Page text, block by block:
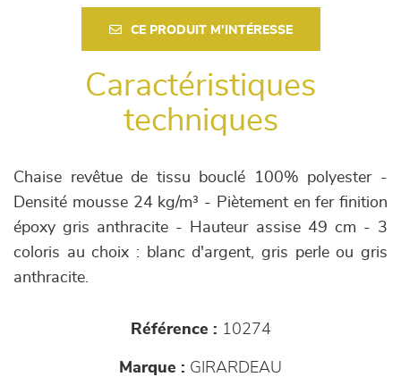
CE PRODUIT M'INTÉRESSE
Caractéristiques
techniques
Chaise revêtue de tissu bouclé 100% polyester -
Densité mousse 24 kg/m³ - Piètement en fer finition
époxy gris anthracite - Hauteur assise 49 cm - 3
coloris au choix : blanc d'argent, gris perle ou gris
anthracite.
Référence : 10274
Marque : GIRARDEAU